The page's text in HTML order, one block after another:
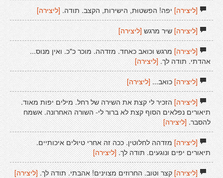
[ליצירה]יפה! הפשטוּת, הישירות, הקצב. תודה. [ליצירה]
[ליצירה]שיר מרגש[ליצירה]
[ליצירה]מרגש וכואב כאחד. מזדהה. מוכר כ"כ. ואין מנוס...
אהדתי. תודה לך. [ליצירה]
[ליצירה]כואב... [ליצירה]
[ליצירה]הזכיר לי קצת את השירה של רחל. מילים יפות מאוד.
תיאורים נפלאים הסוף קצת לא ברור לי- השורה האחרונה. אשמח
להסבר. [ליצירה]
[ליצירה]מזדהה לחלוטין. ככה זה אחרי טיולים איכותיים.
תיאורים יפים ונוגעים. תודה לך. [ליצירה]
[ליצירה]קצר וטוב. החרוזים מצוינים! אהבתי. תודה לך. [ליצירה]